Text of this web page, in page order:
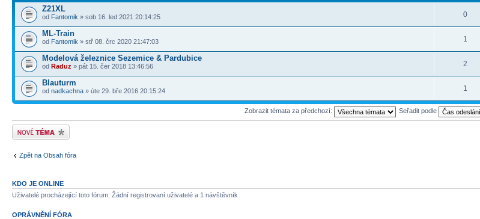
Z21XL
od Fantomik » sob 16. led 2021 20:14:25 0
ML-Train
od Fantomik » stř 08. črc 2020 21:47:03 1
Modelová železnice Sezemice & Pardubice
od Raduz » pát 15. čer 2018 13:46:56 2
Blauturm
od nadkachna » úte 29. bře 2016 20:15:24 1
Zobrazit témata za předchozí: Seřadit podle
Odeslat nové téma
Zpět na Obsah fóra
KDO JE ONLINE
Uživatelé procházející toto fórum: Žádní registrovaní uživatelé a 1 návštěvník
OPRÁVNĚNÍ FÓRA